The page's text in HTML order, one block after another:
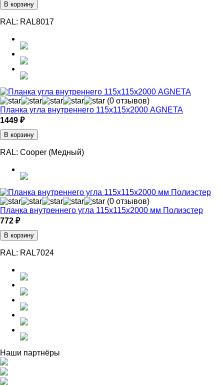
В корзину
RAL: RAL8017
(0 отзывов)
Планка угла внутреннего 115х115х2000 AGNETA
1449 ₽
В корзину
RAL: Cooper (Медный)
(0 отзывов)
Планка внутреннего угла 115х115х2000 мм Полиэстер
772 ₽
В корзину
RAL: RAL7024
Наши партнёры